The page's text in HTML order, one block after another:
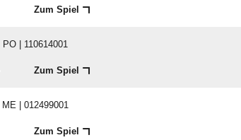
Zum Spiel
PO | 110614001
Zum Spiel
ME | 012499001
Zum Spiel